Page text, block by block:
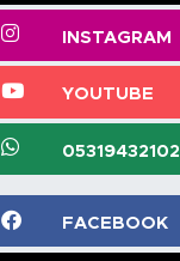
INSTAGRAM
YOUTUBE
05319432102
FACEBOOK